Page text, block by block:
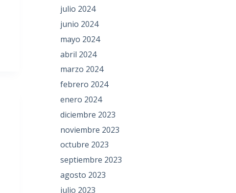
julio 2024
junio 2024
mayo 2024
abril 2024
marzo 2024
febrero 2024
enero 2024
diciembre 2023
noviembre 2023
octubre 2023
septiembre 2023
agosto 2023
julio 2023